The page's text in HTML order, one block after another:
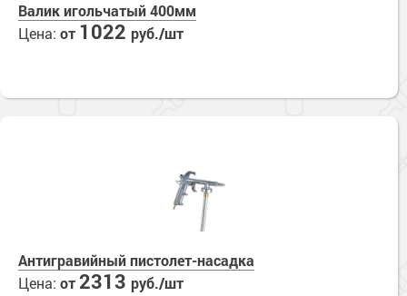
Валик игольчатый 400мм
Цена: от 1022 руб./шт
Антигравийный пистолет-насадка
Цена: от2313 руб./шт